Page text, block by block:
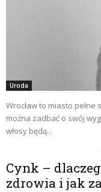
Uroda
Wrocław to miasto
można zadbać o swój
włosy będą...
Cynk –
zdrowia i jak